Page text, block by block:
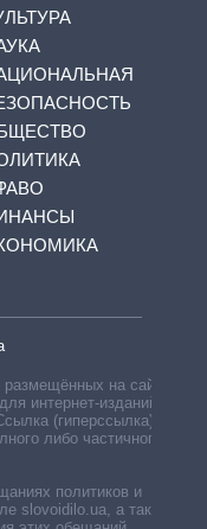
на сайте,
интернет-изданий —
(гиперссылка)
либо частичного
политиков и
slovoidilo.ua, а также